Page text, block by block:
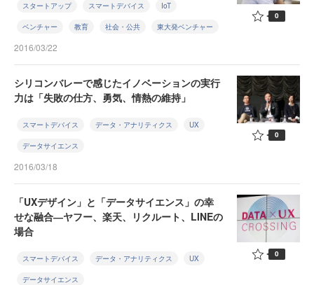
スタートアップ スマートデバイス IoT
ベンチャー 教育 社会・公共 東大発ベンチャー
2016/03/22
0
シリコンバレーで感じたイノベーションの実行
力は「失敗の仕方、勇気、情熱の維持」
スマートデバイス データ・アナリティクス UX
データサイエンス
2016/03/18
0
「UXデザイン」と「データサイエンス」の幸
せな融合―ヤフー、楽天、リクルート、LINEの
場合
スマートデバイス データ・アナリティクス UX
データサイエンス
0